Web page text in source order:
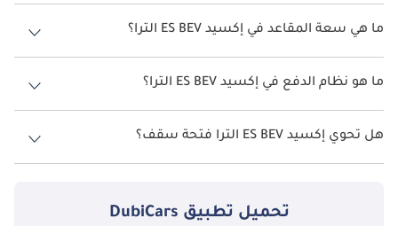
يبلغ معدل استهلاك الوقود المقترح من الشركة المصنعة لسيارة إكسيد ES
2026 من 520كم.
ما هي سعة المقاعد في إكسيد ES BEV الترا؟
تتسع إكسيد ES BEV الترا لأ 5 أشخاص.
ما هو نظام الدفع في إكسيد ES BEV الترا؟
نظام الدفع في إكسيد ES All Wheel Drive BEV الترا.
هل تحوي إكسيد ES BEV الترا فتحة سقف؟
نعم توفر إكسيد ES BEV الترا فتحة السقف كخيار.
تحميل تطبيق DubiCars